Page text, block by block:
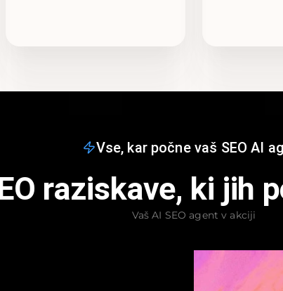
Vse, kar počne vaš SEO AI
raziskave, ki jih
Vaš AI SEO agent v akciji